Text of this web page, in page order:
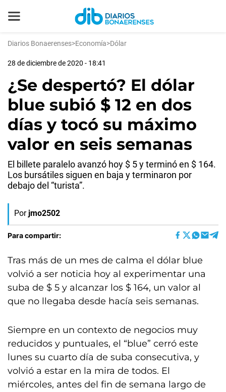
Diarios Bonaerenses>Economía>Dólar
28 de diciembre de 2020 - 18:41
¿Se despertó? El dólar
blue subió $ 12 en dos
días y tocó su máximo
valor en seis semanas
El billete paralelo avanzó hoy $ 5 y terminó en $ 164.
Los bursátiles siguen en baja y terminaron por
debajo del “turista”.
Por jmo2502
Para compartir:
Tras más de un mes de calma el dólar blue
volvió a ser noticia hoy al experimentar una
suba de $ 5 y alcanzar los $ 164, un valor al
que no llegaba desde hacía seis semanas.
Siempre en un contexto de negocios muy
reducidos y puntuales, el “blue” cerró este
lunes su cuarto día de suba consecutiva, y
volvió a estar en la mira de todos. El
miércoles, antes del fin de semana largo de